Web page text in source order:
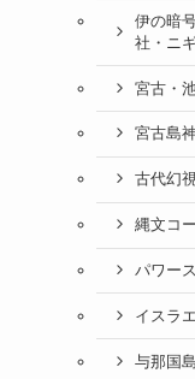
伊の暗
社・ニ
宮古・
宮古島
古代幻
縄文コ
パワー
イスラ
与那国島